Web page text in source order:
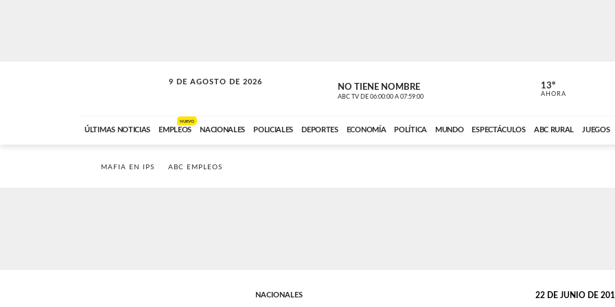
9 DE AGOSTO DE 2026
SOLO MÚSICA NO TIENE NOMBRE
ABC TV DE 06:00:00 A 07:59:00 ABC CARDINAL
13º
AHORA
ÚLTIMAS NOTICIAS EMPLEOS
NUEVO
NACIONALES POLICIALES DEPORTES ECONOMÍA POLÍTICA MUNDO ESPECTÁCULOS ABC RURAL JUEGOS
MAFIA EN IPS ABC EMPLEOS
NACIONALES 22 DE JUNIO DE